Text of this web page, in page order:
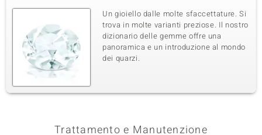
Un gioiello dalle molte sfaccettature. Si
trova in molte varianti preziose. Il nostro
dizionario delle gemme offre una
panoramica e un introduzione al mondo
dei quarzi.
Trattamento e Manutenzione